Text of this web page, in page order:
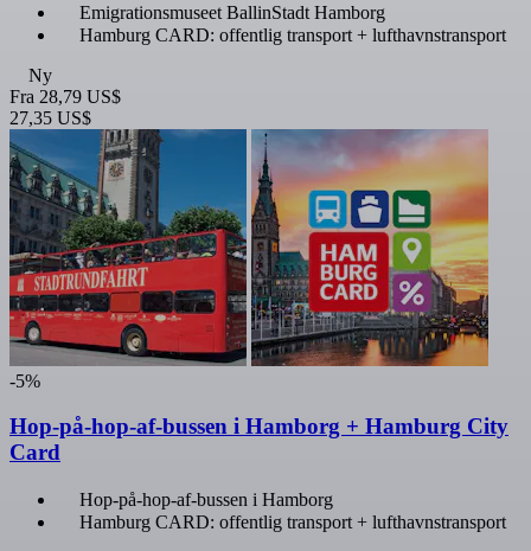
Emigrationsmuseet BallinStadt Hamborg
Hamburg CARD: offentlig transport + lufthavnstransport
Ny
Fra 28,79 US$
27,35 US$
-5%
Hop-på-hop-af-bussen i Hamborg + Hamburg City
Card
Hop-på-hop-af-bussen i Hamborg
Hamburg CARD: offentlig transport + lufthavnstransport